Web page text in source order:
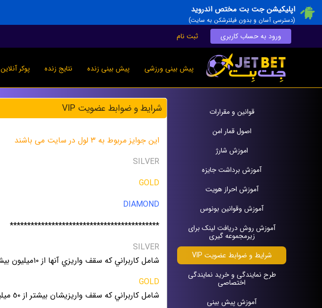
اپلیکیشن جت بت مختص اندروید
(دسترسی آسان و بدون فیلترشکن به سایت)
ورود به حساب کاربری ثبت نام
پیش بینی ورزشی پیش بینی زنده نتایج زنده پوکر آنلاین
قوانين و مقرارات
اصول قمار امن
اموزش شارژ
آموزش برداشت جایزه
آموزش احراز هویت
آموزش وقوانين بونوس
آموزش روش دریافت لينک براى
زيرمجموعه گيرى
شرایط و ضوابط عضویت VIP
طرح نمايندگى و خريد نمايندگى
اختصاصى
آموزش پيش بينی
شرایط و ضوابط عضویت VIP
اين جوايز مربوط به ٣ لول در سايت می باشند
SILVER
GOLD
DIAMOND
*******************************************
SILVER
شامل كاربراني كه سقف واريزي آنها از ١٠ميليون بيشتر بوده است
GOLD
شامل كاربراني كه سقف واريزيشان بيشتر از ٥٠ ميليون مي باشد